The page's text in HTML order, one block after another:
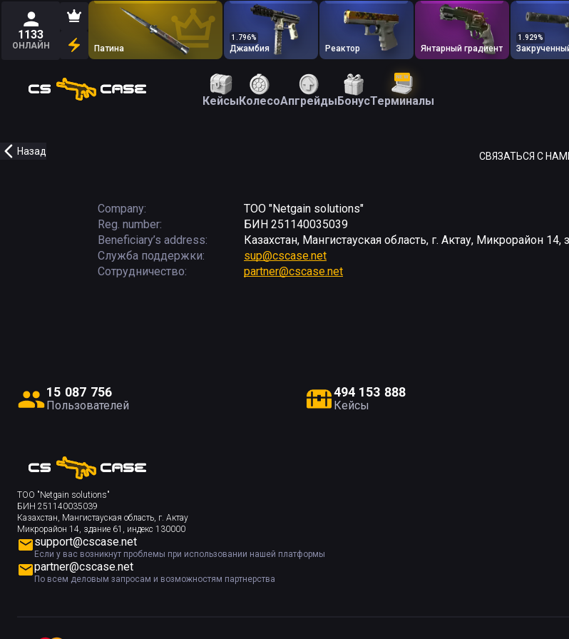
1133
ОНЛАЙН Патина
1.796%
Джамбия Реактор Янтарный градиент
1.929%
КейсыКолесоАпгрейдыБонус
NEW
Терминалы
Назад СВЯЗАТЬСЯ С
Company:
ТОО "Netgain solutions"
Reg. number:
БИН 251140035039
Beneficiary’s address:
Казахстан, Мангистауская область, г. Актау, Микрорайон
Служба поддержки:
sup@cscase.net
Сотрудничество: partner@cscase.net
15 087 756
Пользователей
494 153 888
Кейсы
ТОО "Netgain solutions"
БИН 251140035039
Казахстан, Мангистауская область, г. Актау
Микрорайон 14, здание 61, индекс 130000
support@cscase.net
Если у вас возникнут проблемы при использовании нашей платформы
partner@cscase.net
По всем деловым запросам и возможностям партнерства